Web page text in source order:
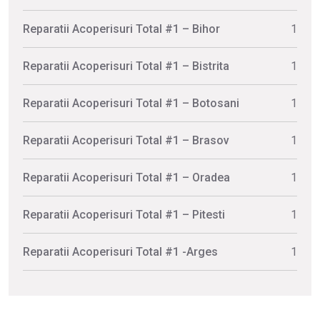
Reparatii Acoperisuri Total #1 – Bihor 1
Reparatii Acoperisuri Total #1 – Bistrita 1
Reparatii Acoperisuri Total #1 – Botosani 1
Reparatii Acoperisuri Total #1 – Brasov 1
Reparatii Acoperisuri Total #1 – Oradea 1
Reparatii Acoperisuri Total #1 – Pitesti 1
Reparatii Acoperisuri Total #1 -Arges 1